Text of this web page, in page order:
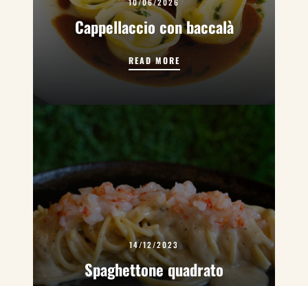
Cappellaccio con baccalà
READ MORECAPPELLACCIO CON
14/12/2023
Spaghettone quadrato